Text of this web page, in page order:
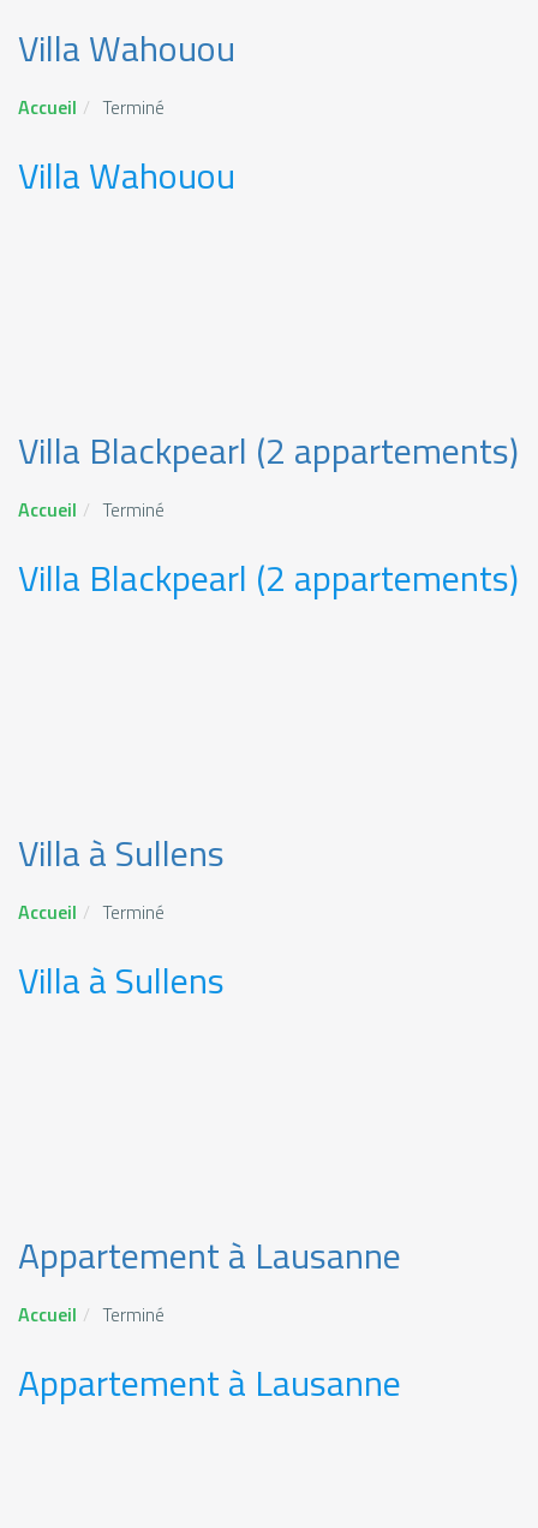
Villa Wahouou
Accueil Terminé
Villa Wahouou
Villa Blackpearl (2 appartements)
Accueil Terminé
Villa Blackpearl (2 appartements)
Villa à Sullens
Accueil Terminé
Villa à Sullens
Appartement à Lausanne
Accueil Terminé
Appartement à Lausanne